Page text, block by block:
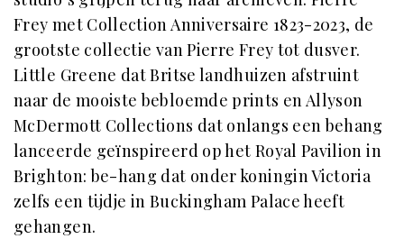
Frey met Collection Anniversaire 1823-2023, de
grootste collectie van Pierre Frey tot dusver.
Little Greene dat Britse landhuizen afstruint
naar de mooiste bebloemde prints en Allyson
McDermott Collections dat onlangs een behang
lanceerde geïnspireerd op het Royal Pavilion in
Brighton: be-hang dat onder koningin Victoria
zelfs een tijdje in Buckingham Palace heeft
gehangen.